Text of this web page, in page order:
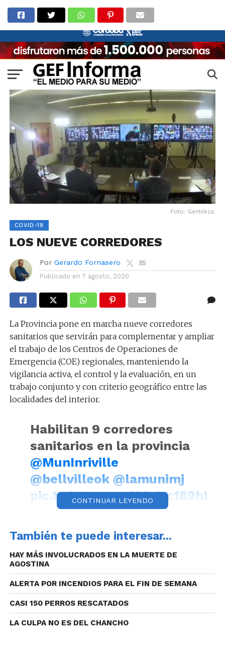
Foto: Gentileza.
COVID-19
LOS NUEVE CORREDORES
Por Gerardo Fornasero
Publicado en 7 agosto, 2020
La Provincia pone en marcha nueve corredores
sanitarios que servirán para complementar y ampliar
el trabajo de los Centros de Operaciones de
Emergencia (COE) regionales, manteniendo la
vigilancia activa, el control y la evaluación, en un
trabajo conjunto y con criterio geográfico entre las
localidades del interior.
Habilitan 9 corredores
sanitarios en la provincia
@MunInriville
@bellvilleok @lamunimj
pic.twitter.com/36eNc189hI
— Gerardo Fornasero
(@gfornasero)August 7,
2020
En una nueva reunión virtual de la Mesa Provincia-
Municipios, el vicegobernador Manuel Calvo,
acompañado por los ministros de Gobierno y de
CONTINUAR LEYENDO
También te puede interesar...
HAY MÁS INVOLUCRADOS EN LA MUERTE DE
AGOSTINA
ALERTA POR INCENDIOS PARA EL FIN DE SEMANA
CASI 150 PERROS RESCATADOS
LA CULPA NO ES DEL CHANCHO